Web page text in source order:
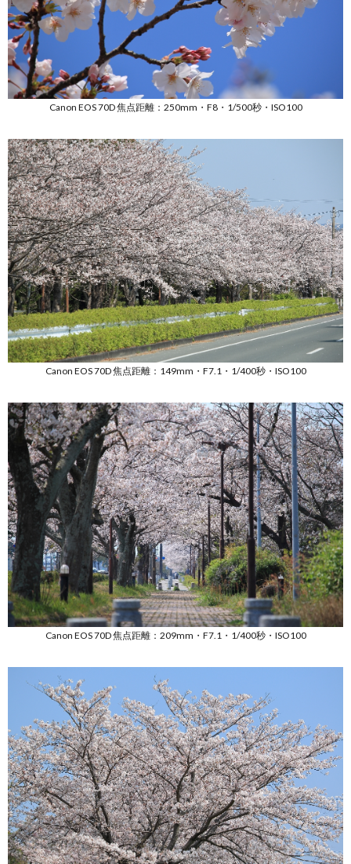
Canon EOS 70D 焦点距離：250mm・F8・1/500秒・ISO100
Canon EOS 70D 焦点距離：149mm・F7.1・1/400秒・ISO100
Canon EOS 70D 焦点距離：209mm・F7.1・1/400秒・ISO100